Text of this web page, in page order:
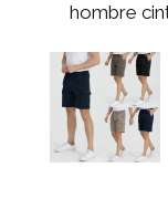
hombre